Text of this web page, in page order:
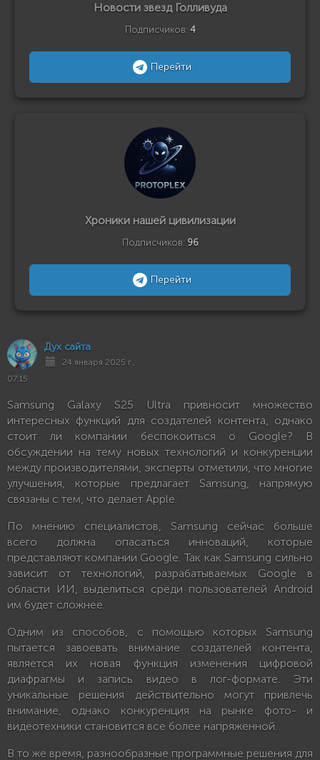
Новости звезд Голливуда
Подписчиков: 4
Перейти
Хроники нашей цивилизации
Подписчиков: 96
Перейти
Дух сайта
24 января 2025 г.,
07:15
Samsung Galaxy S25 Ultra привносит множество
интересных функций для создателей контента, однако
стоит ли компании беспокоиться о Google? В
обсуждении на тему новых технологий и конкуренции
между производителями, эксперты отметили, что многие
улучшения, которые предлагает Samsung, напрямую
связаны с тем, что делает Apple.
По мнению специалистов, Samsung сейчас больше
всего должна опасаться инноваций, которые
представляют компании Google. Так как Samsung сильно
зависит от технологий, разрабатываемых Google в
области ИИ, выделиться среди пользователей Android
им будет сложнее.
Одним из способов, с помощью которых Samsung
пытается завоевать внимание создателей контента,
является их новая функция изменения цифровой
диафрагмы и запись видео в лог-формате. Эти
уникальные решения действительно могут привлечь
внимание, однако конкуренция на рынке фото- и
видеотехники становится все более напряженной.
В то же время, разнообразные программные решения для